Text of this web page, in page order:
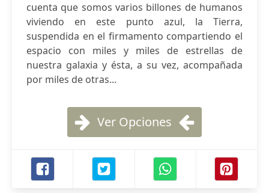
cuenta que somos varios billones de humanos
viviendo en este punto azul, la Tierra,
suspendida en el firmamento compartiendo el
espacio con miles y miles de estrellas de
nuestra galaxia y ésta, a su vez, acompañada
por miles de otras...
Ver Opciones